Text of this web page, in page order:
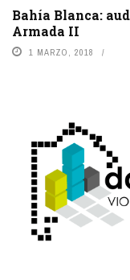
Bahía Blanca:
Armada II
1 MARZO, 2018